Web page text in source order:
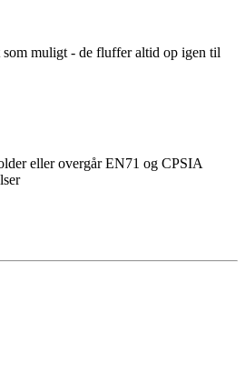
som muligt - de fluffer altid op igen til
eller overgår EN71 og CPSIA